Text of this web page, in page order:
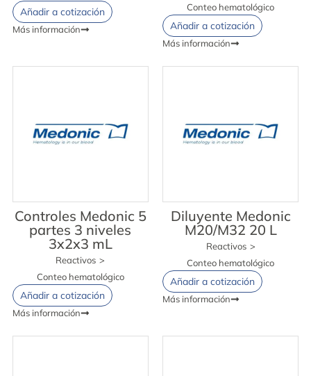
Añadir a cotización
Más información
Conteo hematológico
Añadir a cotización
Más información
Controles Medonic 5
partes 3 niveles
3x2x3 mL
Reactivos >
Conteo hematológico
Añadir a cotización
Más información
Diluyente Medonic
M20/M32 20 L
Reactivos >
Conteo hematológico
Añadir a cotización
Más información